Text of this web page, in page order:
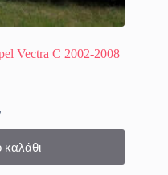
Vectra C 2002-2008